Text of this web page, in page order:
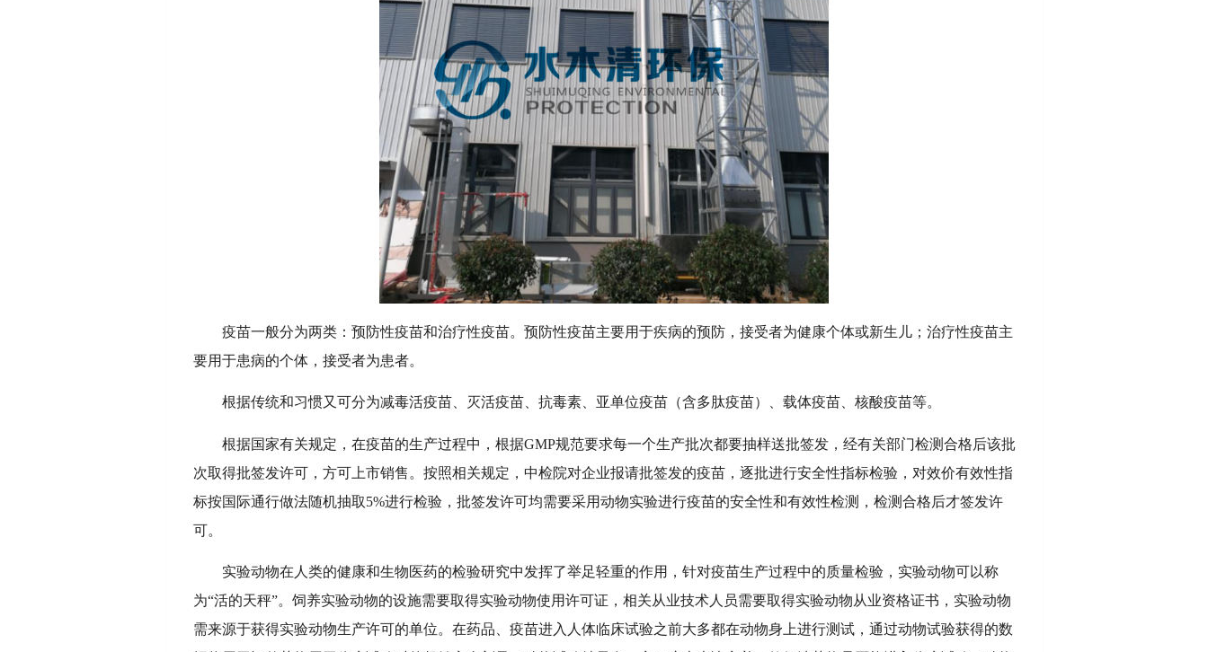
疫苗一般分为两类：预防性疫苗和治疗性疫苗。预防性疫苗主要用于疾病的预防，接受者为健康个体或新生儿；治疗性疫苗主
要用于患病的个体，接受者为患者。
根据传统和习惯又可分为减毒活疫苗、灭活疫苗、抗毒素、亚单位疫苗（含多肽疫苗）、载体疫苗、核酸疫苗等。
根据国家有关规定，在疫苗的生产过程中，根据GMP规范要求每一个生产批次都要抽样送批签发，经有关部门检测合格后该批
次取得批签发许可，方可上市销售。按照相关规定，中检院对企业报请批签发的疫苗，逐批进行安全性指标检验，对效价有效性指
标按国际通行做法随机抽取5%进行检验，批签发许可均需要采用动物实验进行疫苗的安全性和有效性检测，检测合格后才签发许
可。
实验动物在人类的健康和生物医药的检验研究中发挥了举足轻重的作用，针对疫苗生产过程中的质量检验，实验动物可以称
为“活的天秤”。饲养实验动物的设施需要取得实验动物使用许可证，相关从业技术人员需要取得实验动物从业资格证书，实验动物
需来源于获得实验动物生产许可的单位。在药品、疫苗进入人体临床试验之前大多都在动物身上进行测试，通过动物试验获得的数